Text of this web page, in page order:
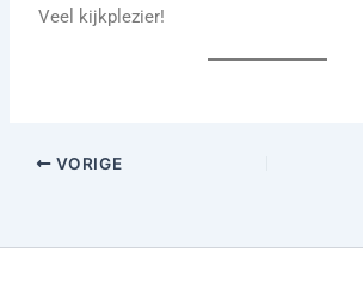
Veel kijkplezier!
VORIGE